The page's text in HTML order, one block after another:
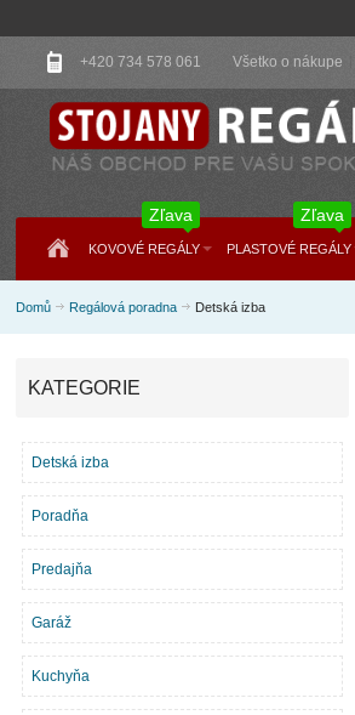
+420 734 578 061 Všetko o nákupe
KOVOVÉ REGÁLY
Zľava
PLASTOVÉ REGÁLY
Zľava
Domů Regálová poradna Detská izba
KATEGORIE
Detská izba
Poradňa
Predajňa
Garáž
Kuchyňa